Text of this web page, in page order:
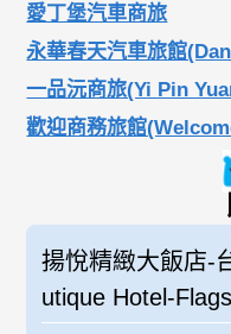
愛丁堡汽車商旅
永華春天汽車旅館
一品沅商旅(Yi Pin
歡迎商務旅館
揚悅精緻大飯店-
utique Hotel-